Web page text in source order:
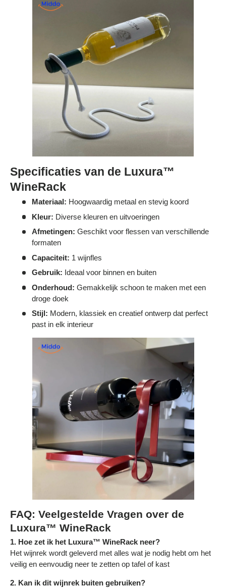
Specificaties van de Luxura™
WineRack
Materiaal: Hoogwaardig metaal en stevig koord
Kleur: Diverse kleuren en uitvoeringen
Afmetingen: Geschikt voor flessen van verschillende
formaten
Capaciteit: 1 wijnfles
Gebruik: Ideaal voor binnen en buiten
Onderhoud: Gemakkelijk schoon te maken met een
droge doek
Stijl: Modern, klassiek en creatief ontwerp dat perfect
past in elk interieur
FAQ: Veelgestelde Vragen over de
Luxura™ WineRack
1. Hoe zet ik het Luxura™ WineRack neer?
Het wijnrek wordt geleverd met alles wat je nodig hebt om het
veilig en eenvoudig neer te zetten op tafel of kast
2. Kan ik dit wijnrek buiten gebruiken?